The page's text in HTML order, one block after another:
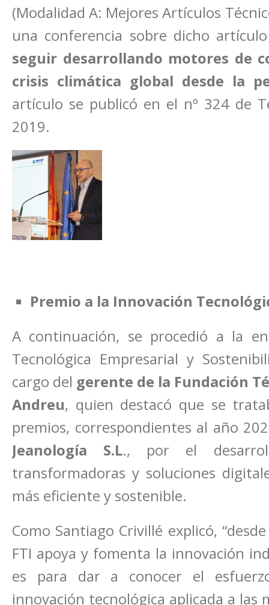
(Modalidad A: Mejores Artículos
una conferencia sobre dicho
seguir desarrollando motores de
crisis climática global desde la
artículo se publicó en el nº 324 de
2019.
Premio a la Innovación
A continuación, se procedió a la
Tecnológica Empresarial y
cargo del gerente de la Fundación
Andreu, quien destacó que se
premios, correspondientes al año
Jeanología S.L., por el
transformadoras y soluciones
más eficiente y sostenible.
Como Santiago Crivillé explicó,
FTI apoya y fomenta la innovación
es para dar a conocer el
innovación tecnológica aplicada a las